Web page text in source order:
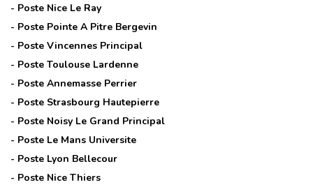
- Poste Nice Le Ray
- Poste Pointe A Pitre Bergevin
- Poste Vincennes Principal
- Poste Toulouse Lardenne
- Poste Annemasse Perrier
- Poste Strasbourg Hautepierre
- Poste Noisy Le Grand Principal
- Poste Le Mans Universite
- Poste Lyon Bellecour
- Poste Nice Thiers